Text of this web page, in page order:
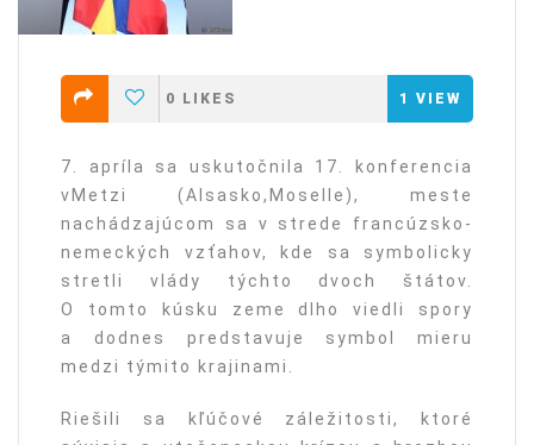
0 LIKES 1 VIEW
7. apríla sa uskutočnila 17. konferencia
vMetzi (Alsasko,Moselle), meste
nachádzajúcom sa v strede francúzsko-
nemeckých vzťahov, kde sa symbolicky
stretli vlády týchto dvoch štátov.
O tomto kúsku zeme dlho viedli spory
a dodnes predstavuje symbol mieru
medzi týmito krajinami.
Riešili sa kľúčové záležitosti, ktoré